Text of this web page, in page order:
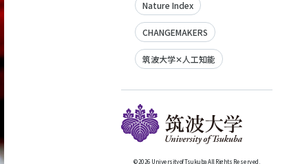
Nature Index
CHANGEMAKERS
筑波大学✕人工知能
©2026 University of Tsukuba All Rights Reserved.